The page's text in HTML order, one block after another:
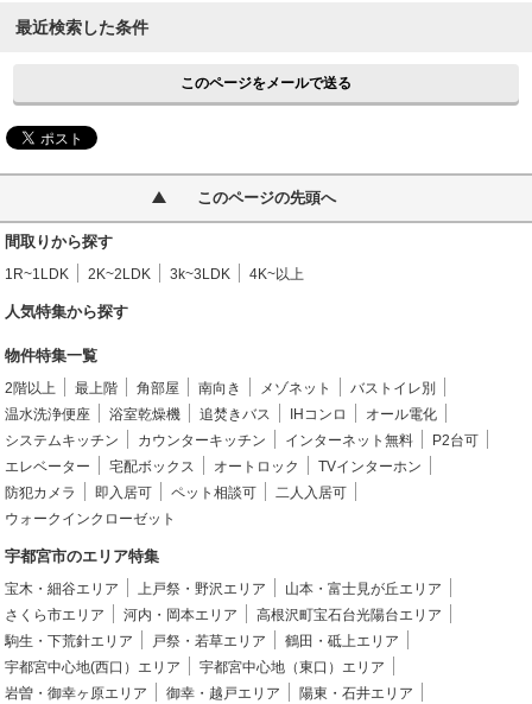
最近検索した条件
このページをメールで送る
このページの先頭へ
間取りから探す
1R~1LDK 2K~2LDK 3k~3LDK 4K~以上
人気特集から探す
物件特集一覧
2階以上 最上階 角部屋 南向き メゾネット
バストイレ別
温水洗浄便座
浴室乾燥機 追焚きバス IHコンロ
オール電化
システムキッチン
カウンターキッチン インターネット無料
P2台可
エレベーター
宅配ボックス オートロック
TVインターホン
防犯カメラ
即入居可 ペット相談可
二人入居可
ウォークインクローゼット
宇都宮市のエリア特集
宝木・細谷エリア 上戸祭・野沢エリア
山本・富士見が丘エリア
さくら市エリア
河内・岡本エリア
高根沢町宝石台光陽台エリア
駒生・下荒針エリア
戸祭・若草エリア
鶴田・砥上エリア
宇都宮中心地(西口）エリア
宇都宮中心地（東口）エリア
岩曽・御幸ヶ原エリア
御幸・越戸エリア
陽東・石井エリア